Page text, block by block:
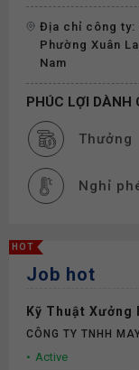
Địa chỉ công ty:
Phường Xuân
Nam
PHÚC LỢI DÀNH
Thưởng
Nghỉ
HOT
Job hot
Kỹ Thuật Xưởng
CÔNG TY TNHH
Active